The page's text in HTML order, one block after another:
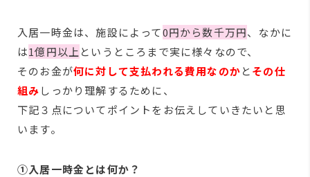
入居一時金は、施設によって0円から数千万円、なかに
は1億円以上 というところまで実に様々なので、
そのお金が何に対して支払われる費用なのかとその仕
組みしっかり理解するために、
下記３点についてポイントをお伝えしていきたいと思
います。
①入居一時金とは何か？